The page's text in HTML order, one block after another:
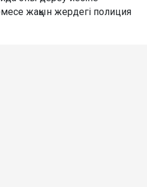
жақын жердегі полиция